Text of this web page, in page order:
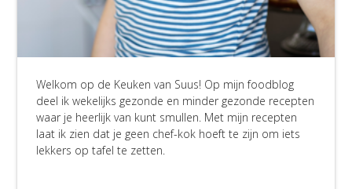
Welkom op de Keuken van Suus! Op mijn foodblog
deel ik wekelijks gezonde en minder gezonde recepten
waar je heerlijk van kunt smullen. Met mijn recepten
laat ik zien dat je geen chef-kok hoeft te zijn om iets
lekkers op tafel te zetten.